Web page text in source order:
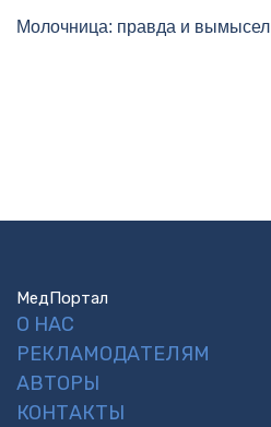
Молочница: правда и вымысел
МедПортал
О НАС
РЕКЛАМОДАТЕЛЯМ
АВТОРЫ
КОНТАКТЫ